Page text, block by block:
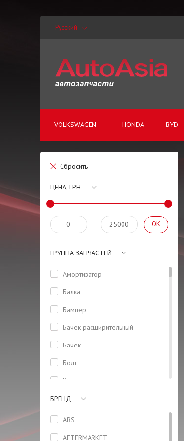
Русский
VOLKSWAGEN HONDA BYD
Сбросить
ЦЕНА, ГРН.
— OK
ГРУППА ЗАПЧАСТЕЙ
Амортизатор
Балка
Бампер
Бачeк расширительный
Бачек
Болт
Вентилятор
Втулка
Генератор
Головка блока цилиндров
БРЕНД
ABS
AFTERMARKET